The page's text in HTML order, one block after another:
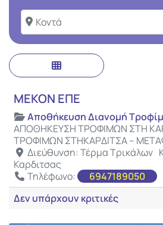
Κοντά
Αποθήκευση Διανομή Τροφίμων
ΜΕΚΟΝ ΕΠΕ
Αποθήκευση Διανομή
ΑΠΟΘΗΚΕΥΣΗ ΤΡΟΦΙΜΩΝ ΣΤΗ
ΤΡΟΦΙΜΩΝ ΣΤΗΚΑΡΔΙΤΣΑ –
Διεύθυνση: Τέρμα Τρικάλων
Καρδιτσας
Τηλέφωνο:
6947189050
Δεν υπάρχουν κριτικές